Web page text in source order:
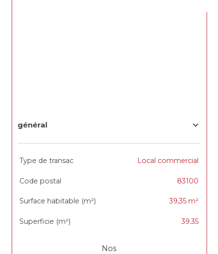
général
TRAD_SIROCCO_Caracteristique
Type de transac Local commercial
Code postal 83100
Surface habitable (m²) 39,35 m²
Superficie (m²) 39.35
Nos